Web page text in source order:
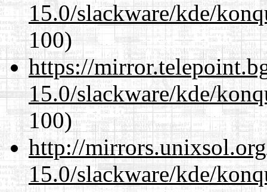
15.0/slackware/kde/
100)
https://
15.0/slackware/kde/
100)
http://
15.0/slackware/kde/